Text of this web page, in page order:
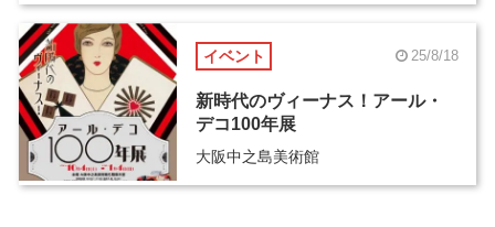
イベント 25/8/18
新時代のヴィーナス！アール・
デコ100年展
大阪中之島美術館